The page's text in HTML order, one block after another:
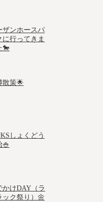
ザンホースパ
に行ってきま
🐎
散策🌟
しょくどう
🍚
かけDAY（ラ
ック祭り）🌼